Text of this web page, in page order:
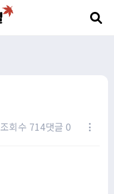
조회수 714댓글 0